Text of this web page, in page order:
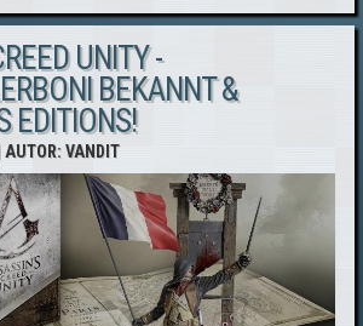
-
an!
UNITY -
BEKANNT &
EDITIONS!
VANDIT